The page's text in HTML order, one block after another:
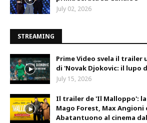
July 02, 2026
STREAMING
Prime Video svela il trailer
di 'Novak Djokovic: il lupo
July 15, 2026
Il trailer de 'Il Malloppo': la
Mago Forest, Max Angioni
Abatantuono al cinema